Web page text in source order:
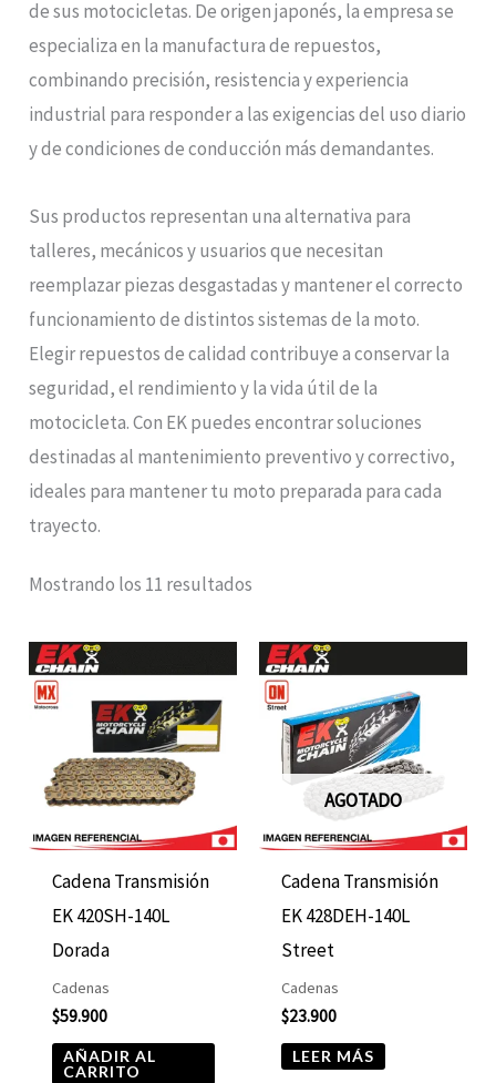
de sus motocicletas. De origen japonés, la empresa se
especializa en la manufactura de repuestos,
combinando precisión, resistencia y experiencia
industrial para responder a las exigencias del uso diario
y de condiciones de conducción más demandantes.
Sus productos representan una alternativa para
talleres, mecánicos y usuarios que necesitan
reemplazar piezas desgastadas y mantener el correcto
funcionamiento de distintos sistemas de la moto.
Elegir repuestos de calidad contribuye a conservar la
seguridad, el rendimiento y la vida útil de la
motocicleta. Con EK puedes encontrar soluciones
destinadas al mantenimiento preventivo y correctivo,
ideales para mantener tu moto preparada para cada
trayecto.
Mostrando los 11 resultados
Cadena Transmisión
EK 420SH-140L
Dorada
Cadenas
$59.900
AÑADIR AL
CARRITO
AGOTADO
Cadena Transmisión
EK 428DEH-140L
Street
Cadenas
$23.900
LEER MÁS